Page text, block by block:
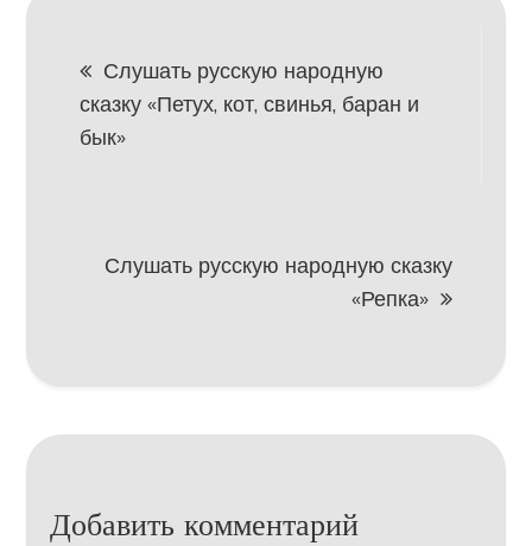
Навигация
по
Слушать русскую народную
сказку «Петух, кот, свинья, баран и
бык»
Слушать русскую народную сказку
«Репка»
Добавить комментарий